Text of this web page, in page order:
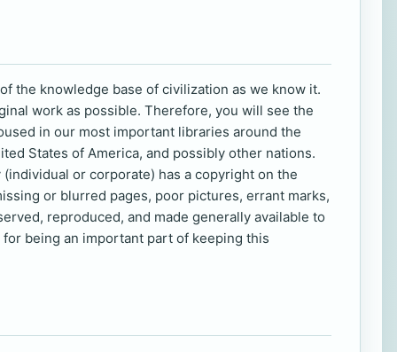
the knowledge base of civilization as we know it.
work as possible. Therefore, you will see the
in our most important libraries around the
States of America, and possibly other nations.
or corporate) has a copyright on the
or blurred pages, poor pictures, errant marks,
reproduced, and made generally available to
being an important part of keeping this